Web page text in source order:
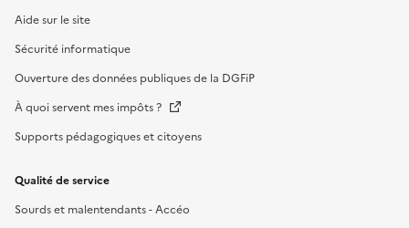
Aide sur le site
Sécurité informatique
Ouverture des données publiques de la DGFiP
À quoi servent mes impôts ?
Supports pédagogiques et citoyens
Qualité de service
Sourds et malentendants - Accéo